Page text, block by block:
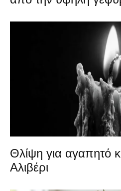
Θλίψη για αγαπητό
Αλιβέρι